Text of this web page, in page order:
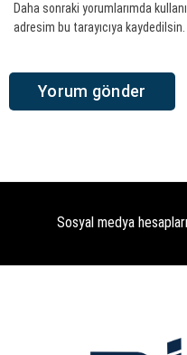
Daha sonraki yorumlarımda
adresim bu tarayıcıya kaydedilsin.
Sosyal medya